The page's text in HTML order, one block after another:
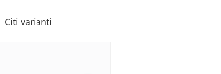
Citi varianti